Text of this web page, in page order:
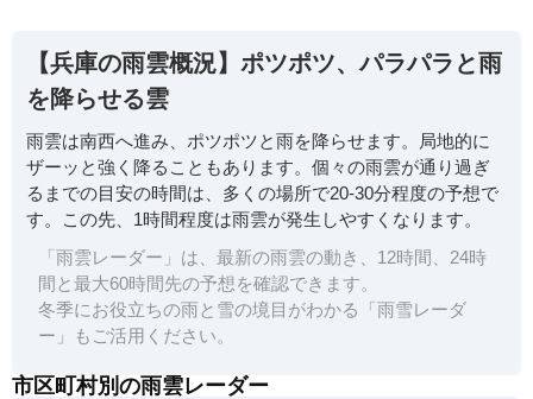
【兵庫の雨雲概況】ポツポツ、パラパラと雨
を降らせる雲
雨雲は南西へ進み、ポツポツと雨を降らせます。局地的に
ザーッと強く降ることもあります。個々の雨雲が通り過ぎ
るまでの目安の時間は、多くの場所で20-30分程度の予想で
す。この先、1時間程度は雨雲が発生しやすくなります。
「雨雲レーダー」は、最新の雨雲の動き、12時間、24時
間と最大60時間先の予想を確認できます。
冬季にお役立ちの雨と雪の境目がわかる「雨雪レーダ
ー」もご活用ください。
市区町村別の雨雲レーダー